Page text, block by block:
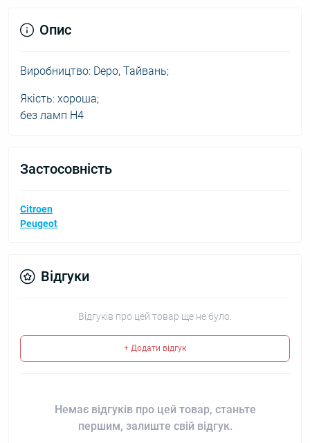
Опис
Виробництво: Depo, Тайвань;
Якість: хороша;
без ламп H4
Застосовність
Citroen
Peugeot
Відгуки
Відгуків про цей товар ще не було.
+ Додати відгук
Немає відгуків про цей товар, станьте
першим, залиште свій відгук.